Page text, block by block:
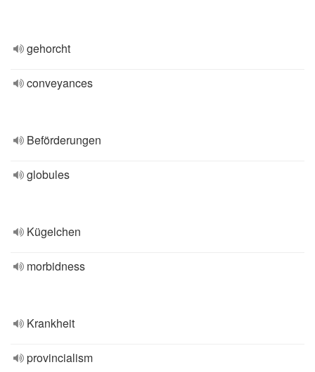
gehorcht
conveyances
Beförderungen
globules
Kügelchen
morbidness
Krankheit
provincialism